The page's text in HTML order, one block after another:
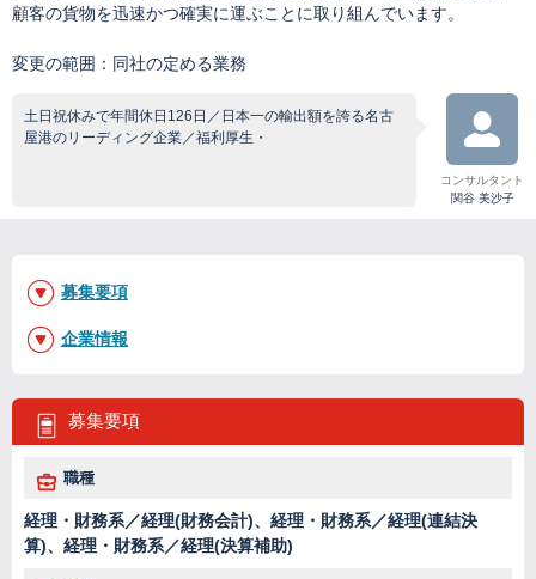
顧客の貨物を迅速かつ確実に運ぶことに取り組んでいます。
変更の範囲：同社の定める業務
土日祝休みで年間休日126日／日本一の輸出額を誇る名古
屋港のリーディング企業／福利厚生・
コンサルタント
関谷 美沙子
募集要項
職種
経理・財務系／経理(財務会計)、経理・財務系／経理(連結決
算)、経理・財務系／経理(決算補助)
募集要項
企業情報